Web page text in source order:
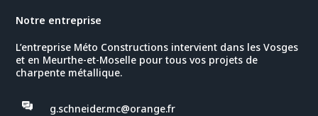
Notre entreprise
L’entreprise Méto Constructions intervient dans les Vosges
et en Meurthe-et-Moselle pour tous vos projets de
charpente métallique.
g.schneider.mc@orange.fr